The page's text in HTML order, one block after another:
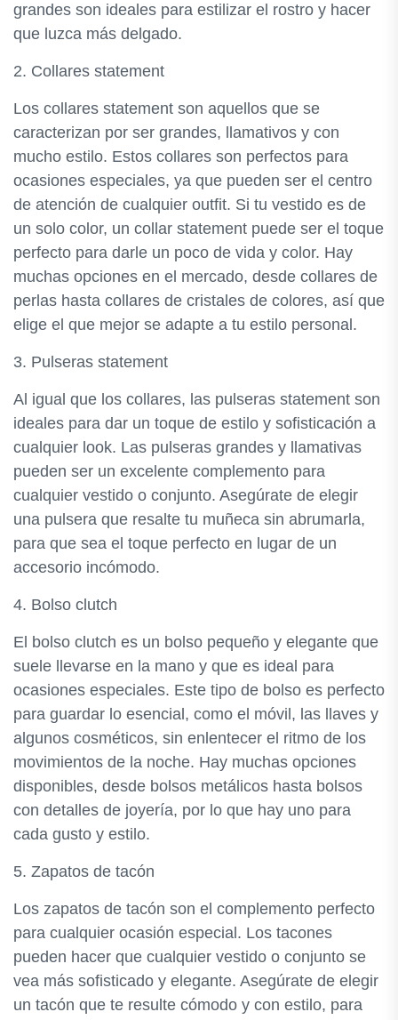
grandes son ideales para estilizar el rostro y hacer
que luzca más delgado.
2. Collares statement
Los collares statement son aquellos que se
caracterizan por ser grandes, llamativos y con
mucho estilo. Estos collares son perfectos para
ocasiones especiales, ya que pueden ser el centro
de atención de cualquier outfit. Si tu vestido es de
un solo color, un collar statement puede ser el toque
perfecto para darle un poco de vida y color. Hay
muchas opciones en el mercado, desde collares de
perlas hasta collares de cristales de colores, así que
elige el que mejor se adapte a tu estilo personal.
3. Pulseras statement
Al igual que los collares, las pulseras statement son
ideales para dar un toque de estilo y sofisticación a
cualquier look. Las pulseras grandes y llamativas
pueden ser un excelente complemento para
cualquier vestido o conjunto. Asegúrate de elegir
una pulsera que resalte tu muñeca sin abrumarla,
para que sea el toque perfecto en lugar de un
accesorio incómodo.
4. Bolso clutch
El bolso clutch es un bolso pequeño y elegante que
suele llevarse en la mano y que es ideal para
ocasiones especiales. Este tipo de bolso es perfecto
para guardar lo esencial, como el móvil, las llaves y
algunos cosméticos, sin enlentecer el ritmo de los
movimientos de la noche. Hay muchas opciones
disponibles, desde bolsos metálicos hasta bolsos
con detalles de joyería, por lo que hay uno para
cada gusto y estilo.
5. Zapatos de tacón
Los zapatos de tacón son el complemento perfecto
para cualquier ocasión especial. Los tacones
pueden hacer que cualquier vestido o conjunto se
vea más sofisticado y elegante. Asegúrate de elegir
un tacón que te resulte cómodo y con estilo, para